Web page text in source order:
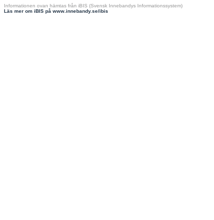
Informationen ovan hämtas från iBIS (Svensk Innebandys Informationssystem)
Läs mer om iBIS på www.innebandy.se/ibis